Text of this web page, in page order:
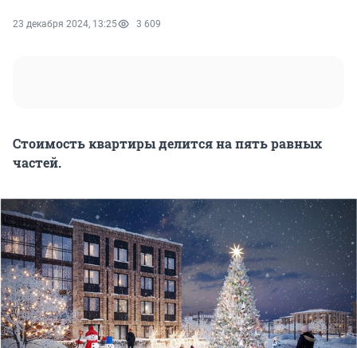
23 декабря 2024, 13:25 3 609
Стоимость квартиры делится на пять равных
частей.